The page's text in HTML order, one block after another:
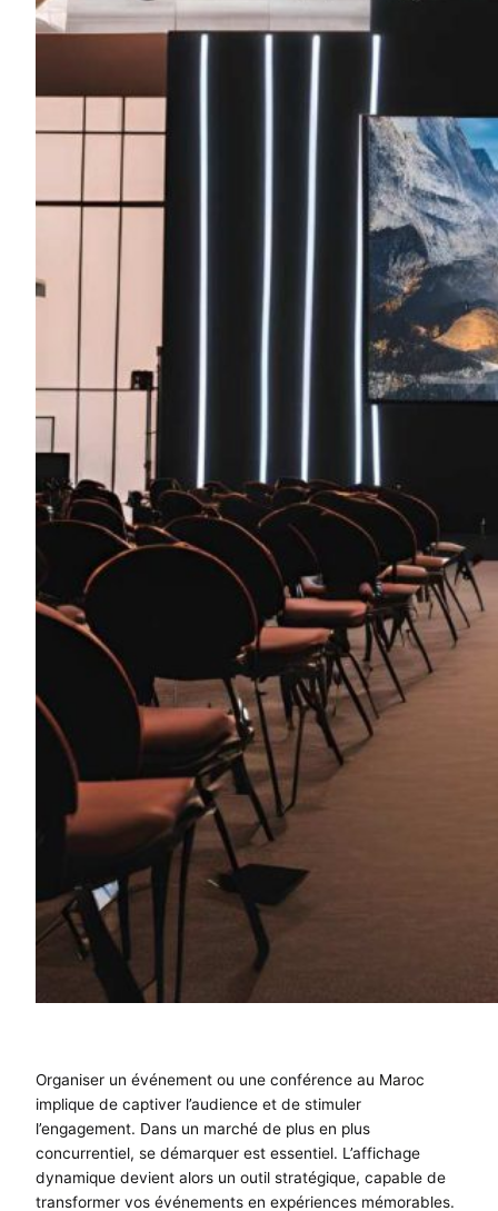
Organiser un événement ou une conférence au Maroc
implique de captiver l’audience et de stimuler
l’engagement. Dans un marché de plus en plus
concurrentiel, se démarquer est essentiel. L’affichage
dynamique devient alors un outil stratégique, capable de
transformer vos événements en expériences mémorables.